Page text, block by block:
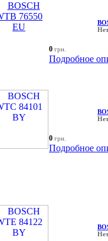
0 грн.
Подробное
0 грн.
Подробное